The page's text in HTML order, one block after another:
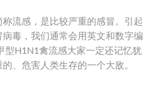
流感，是比较严重的感冒。引起
毒，我们通常会用英文和数字编
型H1N1禽流感大家一定还记忆犹
、危害人类生存的一个大敌。